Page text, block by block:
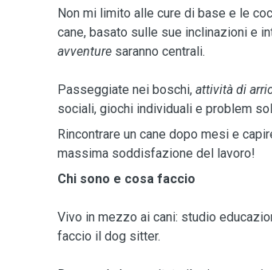
Non mi limito alle cure di base e le
cane, basato sulle sue inclinazioni e
avventure saranno centrali.
Passeggiate nei boschi, attività di
sociali, giochi individuali e problem
Rincontrare un cane dopo mesi e
massima soddisfazione del lavoro!
Chi sono e cosa faccio
Vivo in mezzo ai cani: studio
faccio il dog sitter.